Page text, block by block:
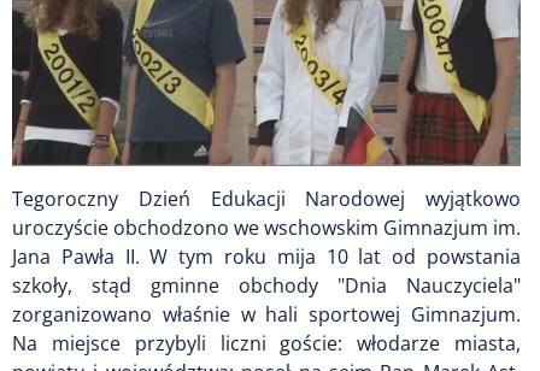
Tegoroczny Dzień Edukacji Narodowej wyjątkowo
uroczyście obchodzono we wschowskim Gimnazjum im.
Jana Pawła II. W tym roku mija 10 lat od powstania
szkoły, stąd gminne obchody "Dnia Nauczyciela"
zorganizowano właśnie w hali sportowej Gimnazjum.
Na miejsce przybyli liczni goście: włodarze miasta,